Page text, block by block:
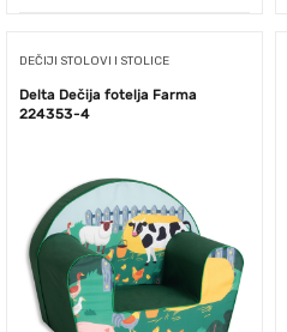
DEČIJI STOLOVI I STOLICE
Delta Dečija fotelja Farma
224353-4